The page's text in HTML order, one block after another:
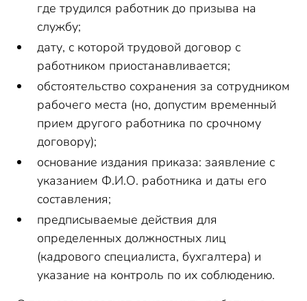
где трудился работник до призыва на
службу;
дату, с которой трудовой договор с
работником приостанавливается;
обстоятельство сохранения за сотрудником
рабочего места (но, допустим временный
прием другого работника по срочному
договору);
основание издания приказа: заявление с
указанием Ф.И.О. работника и даты его
составления;
предписываемые действия для
определенных должностных лиц
(кадрового специалиста, бухгалтера) и
указание на контроль по их соблюдению.